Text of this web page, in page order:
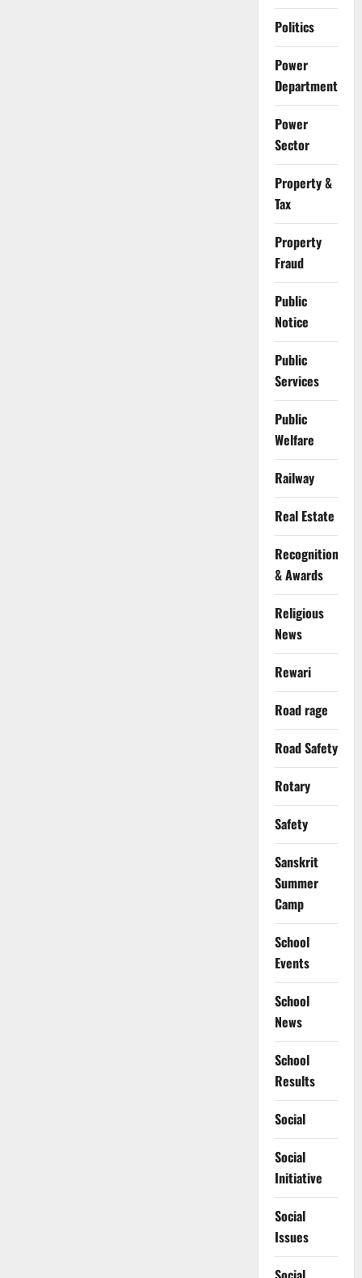
Politics
Power
Department
Power
Sector
Property &
Tax
Property
Fraud
Public
Notice
Public
Services
Public
Welfare
Railway
Real Estate
Recognition
& Awards
Religious
News
Rewari
Road rage
Road Safety
Rotary
Safety
Sanskrit
Summer
Camp
School
Events
School
News
School
Results
Social
Social
Initiative
Social
Issues